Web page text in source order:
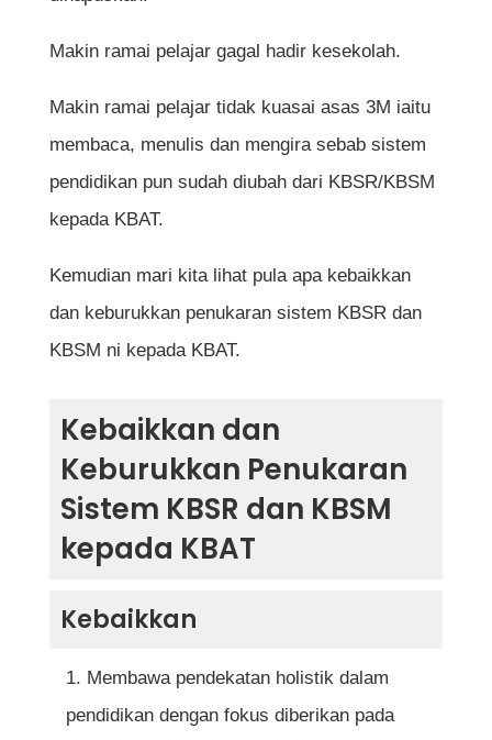
Makin ramai pelajar gagal hadir kesekolah.
Makin ramai pelajar tidak kuasai asas 3M iaitu
membaca, menulis dan mengira sebab sistem
pendidikan pun sudah diubah dari KBSR/KBSM
kepada KBAT.
Kemudian mari kita lihat pula apa kebaikkan
dan keburukkan penukaran sistem KBSR dan
KBSM ni kepada KBAT.
Kebaikkan dan
Keburukkan Penukaran
Sistem KBSR dan KBSM
kepada KBAT
Kebaikkan
Membawa pendekatan holistik dalam
pendidikan dengan fokus diberikan pada